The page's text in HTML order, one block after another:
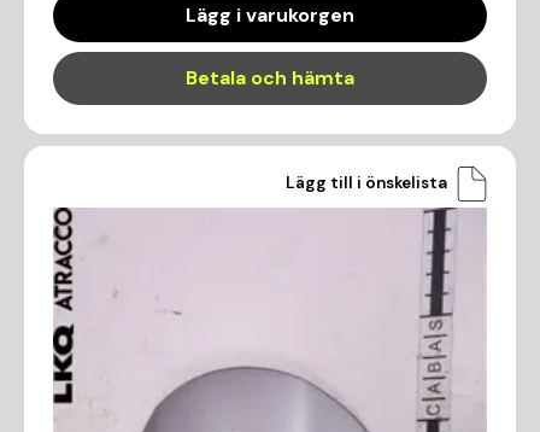
Lägg i varukorgen
Betala och hämta
Lägg till i önskelista